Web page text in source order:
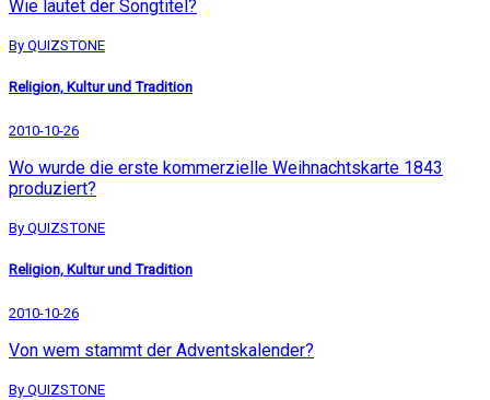
Wie lautet der Songtitel?
By QUIZSTONE
Religion, Kultur und Tradition
2010-10-26
Wo wurde die erste kommerzielle Weihnachtskarte 1843
produziert?
By QUIZSTONE
Religion, Kultur und Tradition
2010-10-26
Von wem stammt der Adventskalender?
By QUIZSTONE